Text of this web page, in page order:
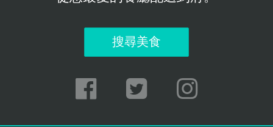
搜尋美食